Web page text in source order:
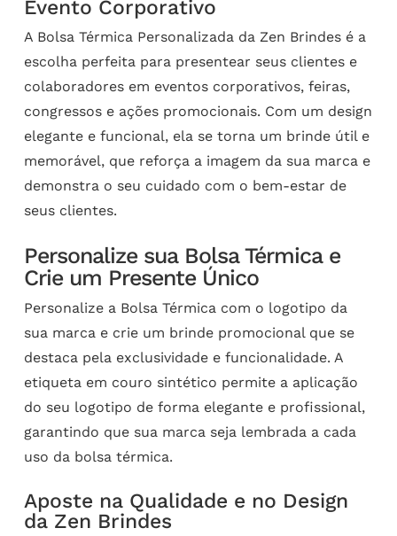
Evento Corporativo
A Bolsa Térmica Personalizada da Zen Brindes é a
escolha perfeita para presentear seus clientes e
colaboradores em eventos corporativos, feiras,
congressos e ações promocionais. Com um design
elegante e funcional, ela se torna um brinde útil e
memorável, que reforça a imagem da sua marca e
demonstra o seu cuidado com o bem-estar de
seus clientes.
Personalize sua Bolsa Térmica e
Crie um Presente Único
Personalize a Bolsa Térmica com o logotipo da
sua marca e crie um brinde promocional que se
destaca pela exclusividade e funcionalidade. A
etiqueta em couro sintético permite a aplicação
do seu logotipo de forma elegante e profissional,
garantindo que sua marca seja lembrada a cada
uso da bolsa térmica.
Aposte na Qualidade e no Design
da Zen Brindes